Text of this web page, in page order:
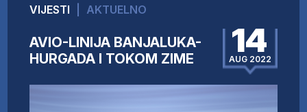
VIJESTI AKTUELNO
AVIO-LINIJA BANJALUKA-
HURGADA I TOKOM ZIME
14
AUG 2022